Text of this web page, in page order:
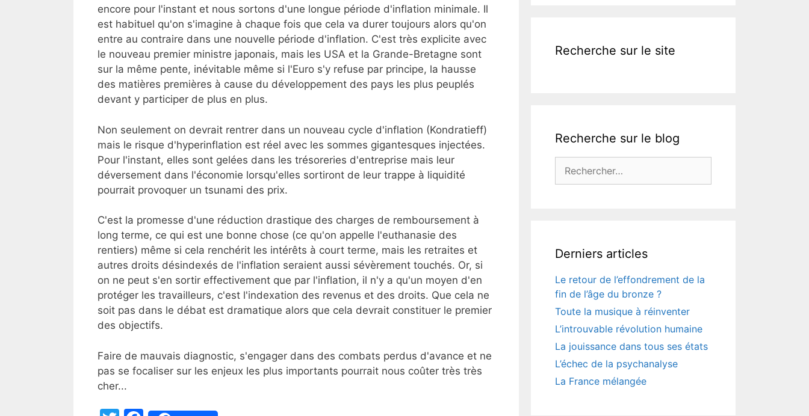
encore pour l'instant et nous sortons d'une longue période d'inflation minimale. Il
est habituel qu'on s'imagine à chaque fois que cela va durer toujours alors qu'on
entre au contraire dans une nouvelle période d'inflation. C'est très explicite avec
le nouveau premier ministre japonais, mais les USA et la Grande-Bretagne sont
sur la même pente, inévitable même si l'Euro s'y refuse par principe, la hausse
des matières premières à cause du développement des pays les plus peuplés
devant y participer de plus en plus.
Non seulement on devrait rentrer dans un nouveau cycle d'inflation (Kondratieff)
mais le risque d'hyperinflation est réel avec les sommes gigantesques injectées.
Pour l'instant, elles sont gelées dans les trésoreries d'entreprise mais leur
déversement dans l'économie lorsqu'elles sortiront de leur trappe à liquidité
pourrait provoquer un tsunami des prix.
C'est la promesse d'une réduction drastique des charges de remboursement à
long terme, ce qui est une bonne chose (ce qu'on appelle l'euthanasie des
rentiers) même si cela renchérit les intérêts à court terme, mais les retraites et
autres droits désindexés de l'inflation seraient aussi sévèrement touchés. Or, si
on ne peut s'en sortir effectivement que par l'inflation, il n'y a qu'un moyen d'en
protéger les travailleurs, c'est l'indexation des revenus et des droits. Que cela ne
soit pas dans le débat est dramatique alors que cela devrait constituer le premier
des objectifs.
Faire de mauvais diagnostic, s'engager dans des combats perdus d'avance et ne
pas se focaliser sur les enjeux les plus importants pourrait nous coûter très très
cher...
Recherche sur le site
Recherche sur le blog
Derniers articles
Le retour de l’effondrement de la
fin de l’âge du bronze ?
Toute la musique à réinventer
L’introuvable révolution humaine
La jouissance dans tous ses états
L’échec de la psychanalyse
La France mélangée